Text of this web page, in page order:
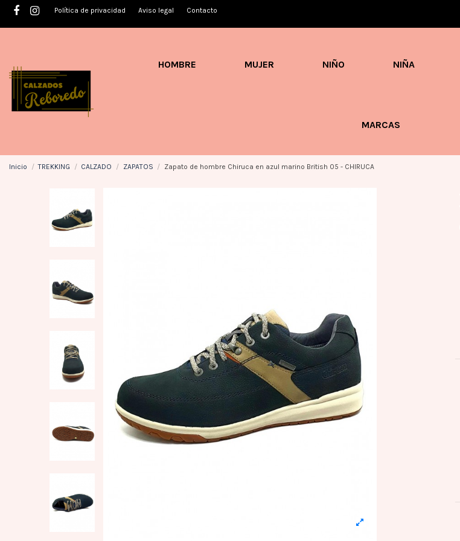
Política de privacidad Aviso legal Contacto
HOMBRE MUJER NIÑO NIÑA
MARCAS
Inicio TREKKING CALZADO ZAPATOS Zapato de hombre Chiruca en azul marino British 05 - CHIRUCA